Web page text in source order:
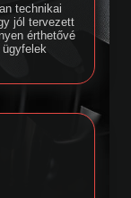
technikai
jól tervezett
érthetővé